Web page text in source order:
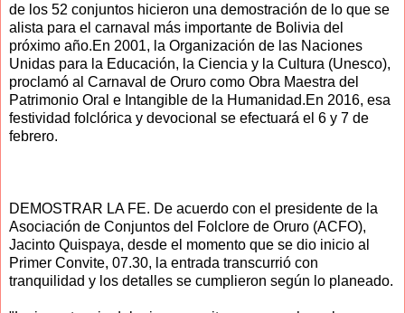
de los 52 conjuntos hicieron una demostración de lo que se
alista para el carnaval más importante de Bolivia del
próximo año.En 2001, la Organización de las Naciones
Unidas para la Educación, la Ciencia y la Cultura (Unesco),
proclamó al Carnaval de Oruro como Obra Maestra del
Patrimonio Oral e Intangible de la Humanidad.En 2016, esa
festividad folclórica y devocional se efectuará el 6 y 7 de
febrero.
DEMOSTRAR LA FE. De acuerdo con el presidente de la
Asociación de Conjuntos del Folclore de Oruro (ACFO),
Jacinto Quispaya, desde el momento que se dio inicio al
Primer Convite, 07.30, la entrada transcurrió con
tranquilidad y los detalles se cumplieron según lo planeado.